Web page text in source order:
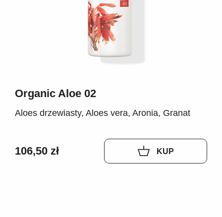
Organic Aloe 02
Aloes drzewiasty, Aloes vera, Aronia, Granat
106,50 zł KUP